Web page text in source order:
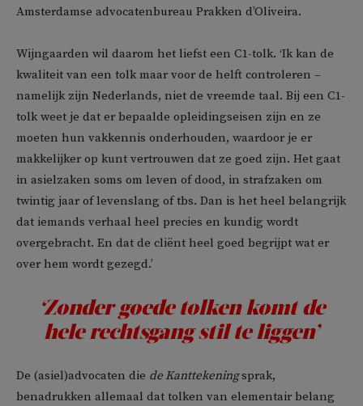
Amsterdamse advocatenbureau Prakken d’Oliveira.
Wijngaarden wil daarom het liefst een C1-tolk. ‘Ik kan de
kwaliteit van een tolk maar voor de helft controleren –
namelijk zijn Nederlands, niet de vreemde taal. Bij een C1-
tolk weet je dat er bepaalde opleidingseisen zijn en ze
moeten hun vakkennis onderhouden, waardoor je er
makkelijker op kunt vertrouwen dat ze goed zijn. Het gaat
in asielzaken soms om leven of dood, in strafzaken om
twintig jaar of levenslang of tbs. Dan is het heel belangrijk
dat iemands verhaal heel precies en kundig wordt
overgebracht. En dat de cliënt heel goed begrijpt wat er
over hem wordt gezegd.’
‘Zonder goede tolken komt de
hele rechtsgang stil te liggen’
De (asiel)advocaten die de Kanttekeningsprak,
benadrukken allemaal dat tolken van elementair belang